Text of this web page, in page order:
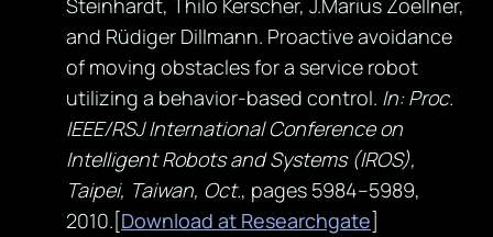
Steinhardt, Thilo Kerscher, J.Marius Zoellner,
and Rüdiger Dillmann. Proactive avoidance
of moving obstacles for a service robot
utilizing a behavior-based control. In: Proc.
IEEE/RSJ International Conference on
Intelligent Robots and Systems (IROS),
Taipei, Taiwan, Oct., pages 5984–5989,
2010.[Download at Researchgate]